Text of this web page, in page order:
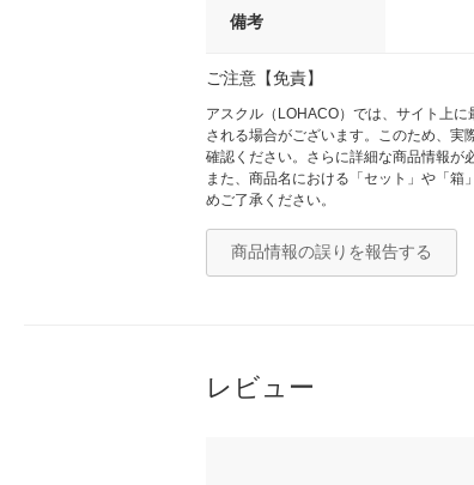
備考
ご注意【免責】
アスクル（LOHACO）では、サイト上
される場合がございます。このため、実
確認ください。さらに詳細な商品情報が
また、商品名における「セット」や「
めご了承ください。
商品情報の誤りを報告する
レビュー